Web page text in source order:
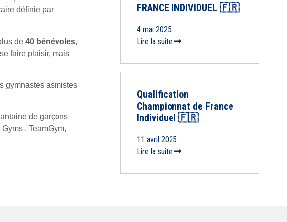
définie par
de 40 bénévoles,
faire plaisir, mais
gymnastes asmistes
de garçons
, TeamGym,
FRANCE INDIVIDUEL 🇫🇷
4 mai 2025
Lire la suite
Qualification
Championnat de France
Individuel 🇫🇷
11 avril 2025
Lire la suite